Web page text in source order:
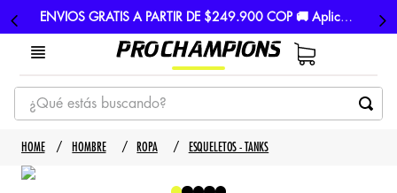
ENVIOS GRATIS A PARTIR DE $249.900 COP 🚚 Aplican TyC
¿Qué estás buscando?
TÉRMINOS MÁS BUSCADOS
1
HOMBRE ROPA ESQUELETOS - TANKS